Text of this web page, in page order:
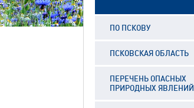
ПО ПСКОВУ
ПСКОВСКАЯ ОБЛАСТЬ
ПЕРЕЧЕНЬ ОПАСНЫХ
ПРИРОДНЫХ ЯВЛЕНИЙ